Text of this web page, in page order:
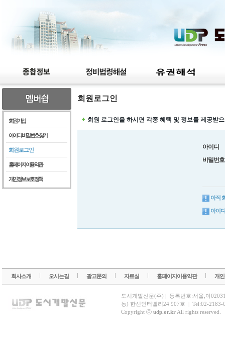
회원가입
아이디/비밀번호찾기
회원로그인
홈페이지이용약관
개인정보보호정책
회원로그인
회원 로그인을 하시면 각종 혜택 및 정보를 제공받
아이디
비밀번호
아직
아이
회사소개 오시는길 광고문의 자료실 홈페이지이용약관 개
도시개발신문(주)
등록번호:서울,아
동) 한신인터밸리24 907호
Tel:02-2183-
Copyright ⓒ udp.or.krAll rights reserved.